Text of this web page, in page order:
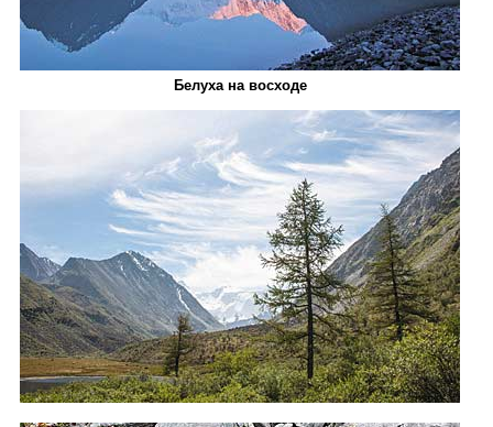
Белуха на восходе